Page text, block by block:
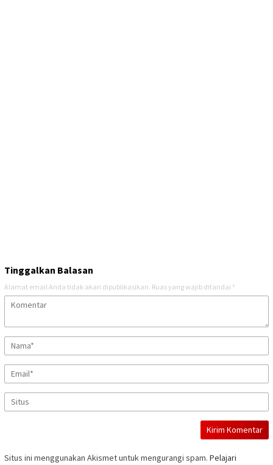
Tinggalkan Balasan
Alamat email Anda tidak akan dipublikasikan. Ruas yang wajib ditandai *
Situs ini menggunakan Akismet untuk mengurangi spam. Pelajari